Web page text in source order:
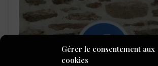
Gérer le consentement aux
cookies